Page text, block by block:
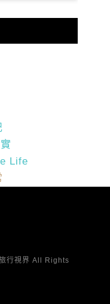
Life
行視界 All Rights